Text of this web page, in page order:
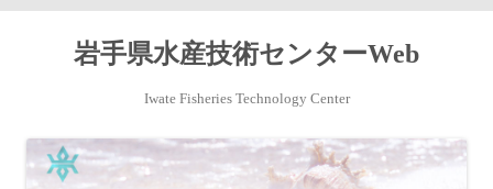
岩手県水産技術センターWeb
Iwate Fisheries Technology Center